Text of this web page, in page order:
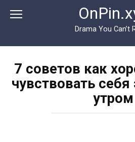
Drama You Can’t
7 советов как
чувствовать
утром